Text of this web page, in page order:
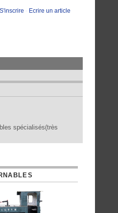
S'inscrire - Ecrire un article
spécialisés(très